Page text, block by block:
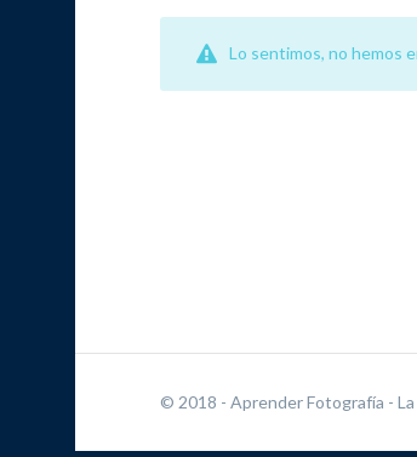
Lo sentimos, no hemos
© 2018 - Aprender Fotografía - La